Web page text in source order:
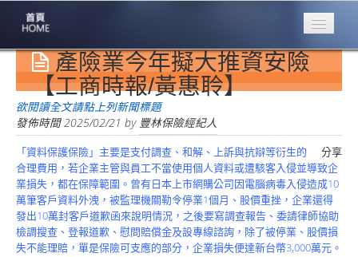
專業豐林
Professional
保險大家談
1386集
台灣商業保險
第一品牌
關於豐林
About
服務項目
產險業今年擬大推資安險
【工商時報/黃惠聆】
欲閱讀全文請點上列新聞標題
發佈時間2025/02/21 by 豐林保險經紀人
分享
「資料保護保險」主要是支付調查、和解、上訴與抗辯等衍生的
合理費用，若企業主管與員工不當使用個人資料或遭駭客入侵並導致企
業損失，都在保障範圍。曾有日本上市網購公司因電腦病毒入侵造成10
萬筆客戶資料外洩，被監理機關勒令停業1個月、股價重挫，企業還得
發出10萬封客戶道歉函來說明情況，之後要寫調查報告、委請律師協助
檢調搜查、登報道歉、慰問賠償金及設專線諮詢，除了被停業、股價損
失不能理賠，單是保險可支應的部分，企業損失便達新台幣3,000萬元。